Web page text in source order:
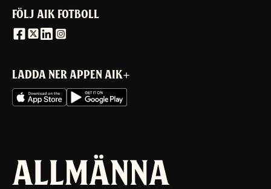
FÖLJ AIK FOTBOLL
LADDA NER APPEN AIK+